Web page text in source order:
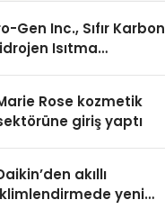
Gen Inc., Sıfır Karbon
Isıtma
Rose kozmetik
giriş yaptı
akıllı
yeni